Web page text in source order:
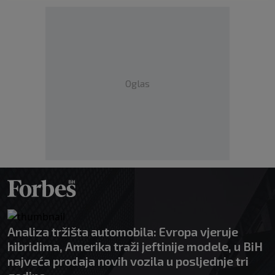
Oglas
Analiza tržišta automobila: Evropa vjeruje
hibridima, Amerika traži jeftinije modele, u BiH
najveća prodaja novih vozila u posljednje tri